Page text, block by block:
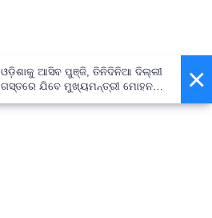
×
ଓଡ଼ିଶାକୁ ଆସିବ ପୁଞ୍ଜି, ତିନିଦିନିଆ ଦିଲ୍ଲୀ
ଗସ୍ତରେ ଯିବେ ମୁଖ୍ୟମନ୍ତ୍ରୀ ମୋହନ